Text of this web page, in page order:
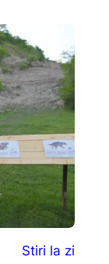
Stiri la zi